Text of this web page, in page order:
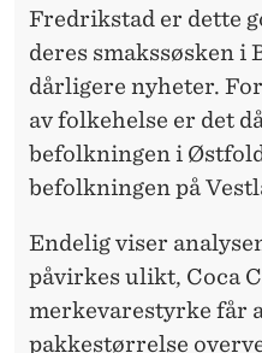
Fredrikstad er dette
deres smakssøsken i
dårligere nyheter.
av folkehelse er det
befolkningen i
befolkningen på
Endelig viser
påvirkes ulikt, Coca
merkevarestyrke får
pakkestørrelse